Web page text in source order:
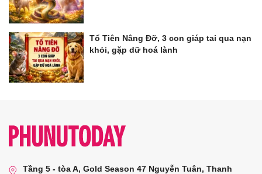
Tổ Tiên Nâng Đỡ, 3 con giáp tai qua nạn
khỏi, gặp dữ hoá lành
Tầng 5 - tòa A, Gold Season 47 Nguyễn Tuân, Thanh